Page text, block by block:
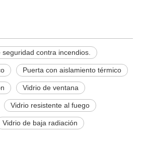
contra incendios.
Puerta con aislamiento térmico
Vidrio de ventana
Vidrio resistente al fuego
Vidrio de baja radiación